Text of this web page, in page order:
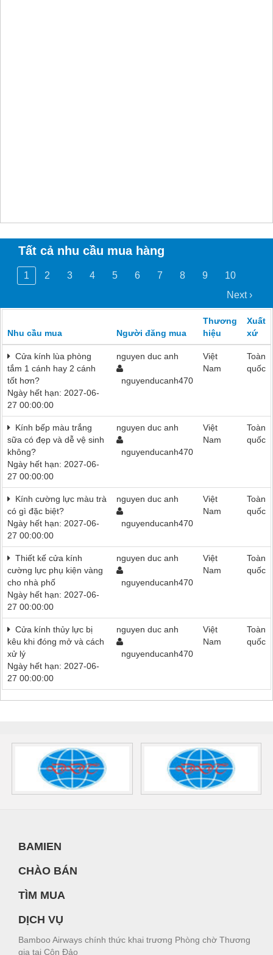
Tất cả nhu cầu mua hàng
1 2 3 4 5 6 7 8 9
10
Next ›
Nhu cầu mua Người đăng mua
Thương
hiệu
Xuất
xứ
Cửa kính lùa phòng
tắm 1 cánh hay 2 cánh
tốt hơn?
Ngày hết hạn: 2027-06-
27 00:00:00
nguyen duc anh
nguyenducanh470
Việt
Nam
Toàn
quốc
Kính bếp màu trắng
sữa có đẹp và dễ vệ sinh
không?
Ngày hết hạn: 2027-06-
27 00:00:00
nguyen duc anh
nguyenducanh470
Việt
Nam
Toàn
quốc
Kính cường lực màu trà
có gì đặc biệt?
Ngày hết hạn: 2027-06-
27 00:00:00
nguyen duc anh
nguyenducanh470
Việt
Nam
Toàn
quốc
Thiết kế cửa kính
cường lực phụ kiện vàng
cho nhà phố
Ngày hết hạn: 2027-06-
27 00:00:00
nguyen duc anh
nguyenducanh470
Việt
Nam
Toàn
quốc
Cửa kính thủy lực bị
kêu khi đóng mở và cách
xử lý
Ngày hết hạn: 2027-06-
27 00:00:00
nguyen duc anh
nguyenducanh470
Việt
Nam
Toàn
quốc
BAMIEN
CHÀO BÁN
TÌM MUA
DỊCH VỤ
Bamboo Airways chính thức khai trương Phòng chờ Thương
gia tại Côn Đảo